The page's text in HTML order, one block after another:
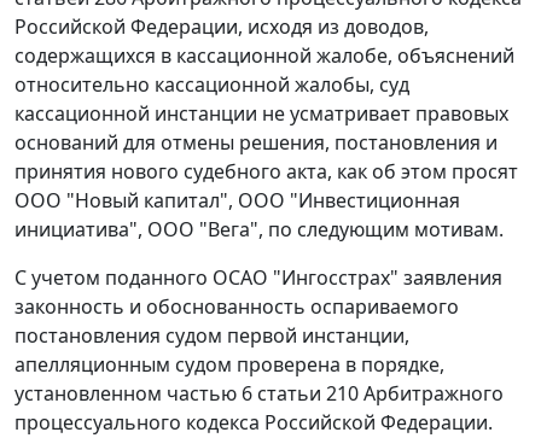
Российской Федерации, исходя из доводов,
содержащихся в кассационной жалобе, объяснений
относительно кассационной жалобы, суд
кассационной инстанции не усматривает правовых
оснований для отмены решения, постановления и
принятия нового судебного акта, как об этом просят
ООО "Новый капитал", ООО "Инвестиционная
инициатива", ООО "Вега", по следующим мотивам.
С учетом поданного ОСАО "Ингосстрах" заявления
законность и обоснованность оспариваемого
постановления судом первой инстанции,
апелляционным судом проверена в порядке,
установленном частью 6 статьи 210 Арбитражного
процессуального кодекса Российской Федерации.